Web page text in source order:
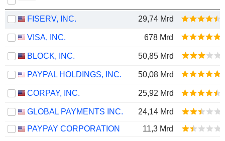
FISERV, INC. 29,74 Mrd
VISA, INC. 678 Mrd
BLOCK, INC. 50,85 Mrd
PAYPAL HOLDINGS, INC. 50,08 Mrd
CORPAY, INC. 25,92 Mrd
GLOBAL PAYMENTS INC.
24,14 Mrd
PAYPAY CORPORATION
11,3 Mrd